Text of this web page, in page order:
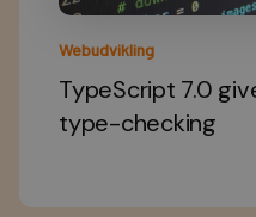
Webudvikling
TypeScript 7.0
type-checking